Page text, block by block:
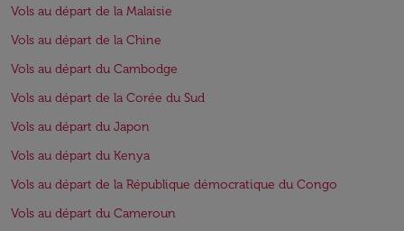
Vols au départ de la Malaisie
Vols au départ de la Chine
Vols au départ du Cambodge
Vols au départ de la Corée du Sud
Vols au départ du Japon
Vols au départ du Kenya
Vols au départ de la République démocratique du Congo
Vols au départ du Cameroun